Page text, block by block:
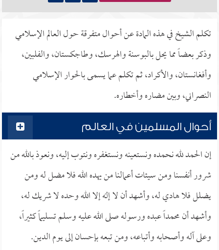
تكلم الشيخ في هذه المادة عن أحوال متفرقة حول العالم الإسلامي
وذكر بعضاً مما يحل بالبوسنة والهرسك، وطاجكستان، والفلبين،
وأفغانستان، والأكراد، ثم تكلم عما يسمى بالحوار الإسلامي
النصراني، وبين مضاره وأخطاره.
أحوال المسلمين في العالم
إن الحمد لله نحمده ونستعينه ونستغفره ونتوب إليه، ونعوذ بالله من
شرور أنفسنا ومن سيئات أعمالنا من يهده الله فلا مضل له ومن
يضلل فلا هادي له، وأشهد أن لا إله إلا الله وحده لا شريك له،
وأشهد أن محمداً عبده ورسوله صلى الله عليه وسلم تسليماً كثيراً،
وعلى آله وأصحابه وأتباعه، ومن تبعه بإحسان إلى يوم الدين.